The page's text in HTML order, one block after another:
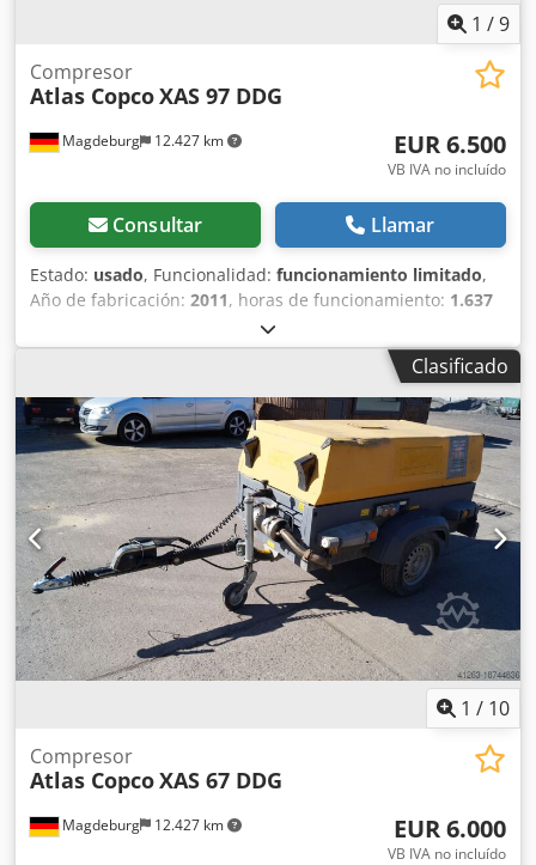
1 /9
Magdeburg 12.427 km
Compresor
Atlas CopcoXAS 97 DDG
EUR 6.500
VB IVA no incluído
Consultar Llamar
Estado: usado, Funcionalidad: funcionamiento limitado,
Año de fabricación: 2011, horas de funcionamiento: 1.637
, Compresor Atlas Copco XAS 97 DDG, año de fabricación
2011, 1637 horas de funcionamiento, caudal 5,3 m³,
alimentación de emergencia 12,5 kVA, conexiones: 1 x 230
Voltios, 2 x 400 Voltios, núm. de serie YA3062560C0262053,
ABE y homologación disponibles, un eje de torsión
doblado, falta la cubierta de la correa trapezoidal, falta la
rejilla del ventilador. Dcjdpozbiicjfx Ai Rek
Clasificado
1 / 10
Magdeburg 12.427 km
Compresor
Atlas CopcoXAS 67 DDG
EUR 6.000
VB IVA no incluído